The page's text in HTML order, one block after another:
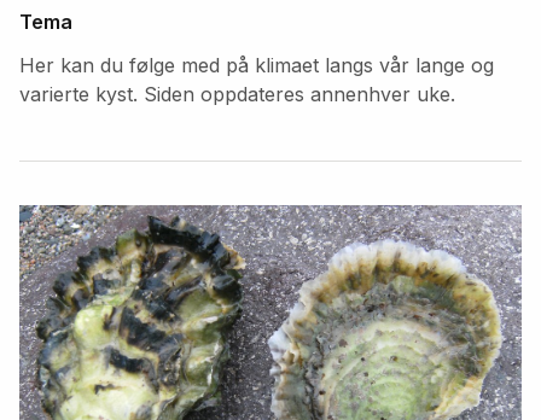
Tema
Her kan du følge med på klimaet langs vår lange og
varierte kyst. Siden oppdateres annenhver uke.